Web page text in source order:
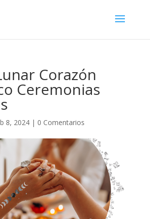
Corazón
Ceremonias
8, 2024| 0 Comentarios